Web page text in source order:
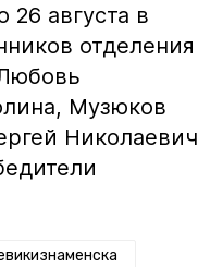
августа в
отделения
Музюков
Николаевич